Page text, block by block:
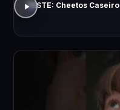
TESTE: Cheetos Caseiro